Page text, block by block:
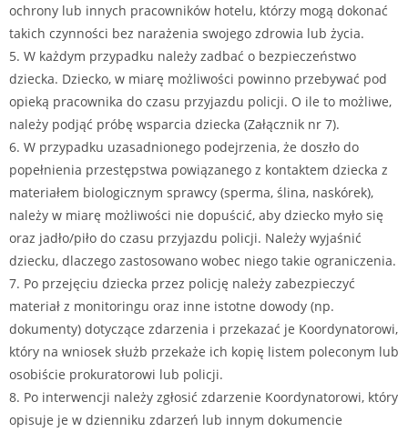
ochrony lub innych pracowników hotelu, którzy mogą dokonać
takich czynności bez narażenia swojego zdrowia lub życia.
5. W każdym przypadku należy zadbać o bezpieczeństwo
dziecka. Dziecko, w miarę możliwości powinno przebywać pod
opieką pracownika do czasu przyjazdu policji. O ile to możliwe,
należy podjąć próbę wsparcia dziecka (Załącznik nr 7).
6. W przypadku uzasadnionego podejrzenia, że doszło do
popełnienia przestępstwa powiązanego z kontaktem dziecka z
materiałem biologicznym sprawcy (sperma, ślina, naskórek),
należy w miarę możliwości nie dopuścić, aby dziecko myło się
oraz jadło/piło do czasu przyjazdu policji. Należy wyjaśnić
dziecku, dlaczego zastosowano wobec niego takie ograniczenia.
7. Po przejęciu dziecka przez policję należy zabezpieczyć
materiał z monitoringu oraz inne istotne dowody (np.
dokumenty) dotyczące zdarzenia i przekazać je Koordynatorowi,
który na wniosek służb przekaże ich kopię listem poleconym lub
osobiście prokuratorowi lub policji.
8. Po interwencji należy zgłosić zdarzenie Koordynatorowi, który
opisuje je w dzienniku zdarzeń lub innym dokumencie